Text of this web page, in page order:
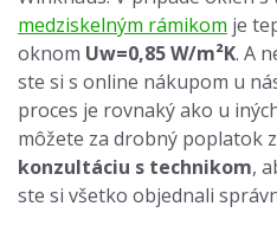
medziskelným rámikom je
oknom Uw=0,85 W/m²K. A
ste si s online nákupom u
proces je rovnaký ako u
môžete za drobný poplatok
konzultáciu s technikom,
ste si všetko objednali